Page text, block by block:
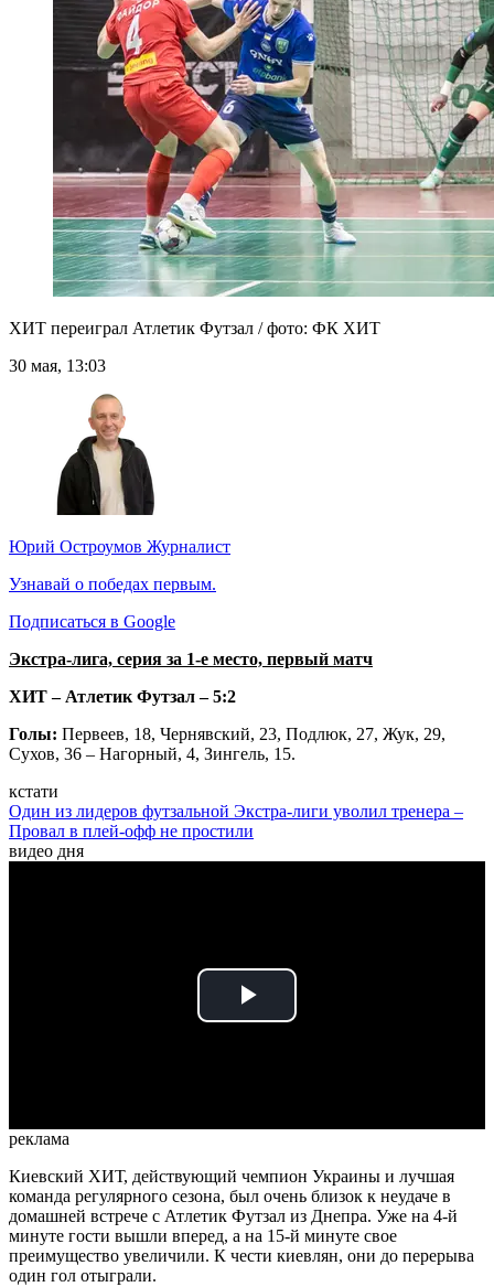
ХИТ переиграл Атлетик Футзал / фото: ФК ХИТ
30 мая, 13:03
Юрий Остроумов Журналист
Узнавай о победах первым.
Подписаться в Google
Экстра-лига, серия за 1-е место, первый матч
ХИТ – Атлетик Футзал – 5:2
Голы: Первеев, 18, Чернявский, 23, Подлюк, 27, Жук, 29,
Сухов, 36 – Нагорный, 4, Зингель, 15.
кстати
Один из лидеров футзальной Экстра-лиги уволил тренера –
Провал в плей-офф не простили
видео дня
Play
реклама
Киевский ХИТ, действующий чемпион Украины и лучшая
команда регулярного сезона, был очень близок к неудаче в
домашней встрече с Атлетик Футзал из Днепра. Уже на 4-й
минуте гости вышли вперед, а на 15-й минуте свое
преимущество увеличили. К чести киевлян, они до перерыва
один гол отыграли.